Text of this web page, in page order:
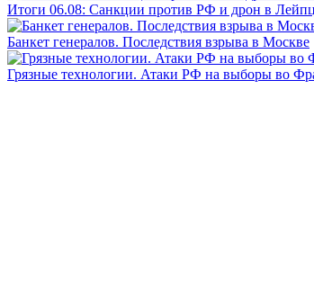
Итоги 06.08: Санкции против РФ и дрон в
Банкет генералов. Последствия взрыва в Москве
Грязные технологии. Атаки РФ на выборы во